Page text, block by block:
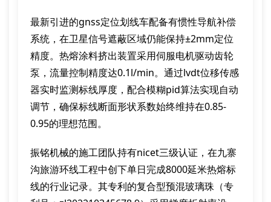
最新引进的gnss定位划线车配备有惯性导航补偿
系统，在卫星信号遮蔽区域仍能保持±2mm定位
精度。热熔涂料挤出装置采用伺服电机驱动齿轮
泵，流量控制精度达0.1l/min。通过lvdt位移传感
器实时监测标线厚度，配合模糊pid算法实现自动
调节，确保标线断面形状系数始终维持在0.85-
0.95的理想范围。
振铭机械的施工团队持有nicet三级认证，在九寨
沟旅游环线工程中创下单日完成8000延米热熔标
线的行业记录。其专利的复合型预混玻璃珠（专